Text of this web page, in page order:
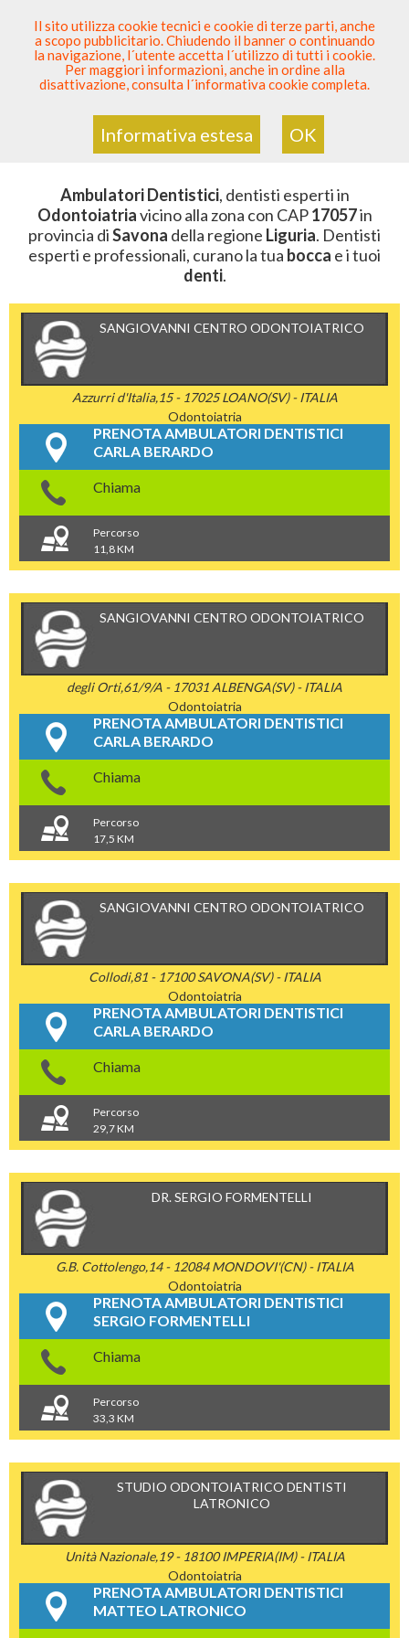
SEI DENTISTA? PARTECIPA
Sei QuiElenco Dentista Sicuro > Odontoiatria>
Ambulatori Dentistici>Liguria >Savona>CAP 17057
ZONA CON CAP 17057
Ambulatori Dentistici, dentisti esperti in
Odontoiatriavicino alla zona con CAP17057in
provincia diSavona della regione Liguria. Dentisti
esperti e professionali, curano la tua bocca e i tuoi
denti.
SANGIOVANNI CENTRO ODONTOIATRICO
Azzurri d'Italia,15 - 17025 LOANO(SV) - ITALIA
Odontoiatria
PRENOTA AMBULATORI DENTISTICI
CARLA BERARDO
Chiama
Percorso
11,8 KM
SANGIOVANNI CENTRO ODONTOIATRICO
degli Orti,61/9/A - 17031 ALBENGA(SV) - ITALIA
Odontoiatria
PRENOTA AMBULATORI DENTISTICI
CARLA BERARDO
Chiama
Percorso
17,5 KM
SANGIOVANNI CENTRO ODONTOIATRICO
Collodi,81 - 17100 SAVONA(SV) - ITALIA
Odontoiatria
PRENOTA AMBULATORI DENTISTICI
CARLA BERARDO
Chiama
Percorso
29,7 KM
DR. SERGIO FORMENTELLI
G.B. Cottolengo,14 - 12084 MONDOVI'(CN) - ITALIA
Odontoiatria
PRENOTA AMBULATORI DENTISTICI
SERGIO FORMENTELLI
Chiama
Percorso
33,3 KM
STUDIO ODONTOIATRICO DENTISTI
LATRONICO
Unità Nazionale,19 - 18100 IMPERIA(IM) - ITALIA
Odontoiatria
PRENOTA AMBULATORI DENTISTICI
MATTEO LATRONICO
Il sito utilizza cookie tecnici e cookie di terze parti, anche
a scopo pubblicitario. Chiudendo il banner o continuando
la navigazione, l´utente accetta l´utilizzo di tutti i cookie.
Per maggiori informazioni, anche in ordine alla
disattivazione, consulta l´informativa cookie completa.
Informativa estesa OK